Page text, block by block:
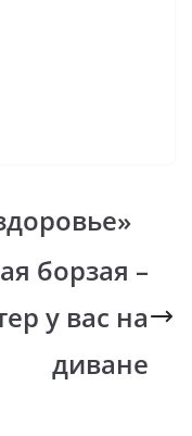
борзая –
у вас на
диване